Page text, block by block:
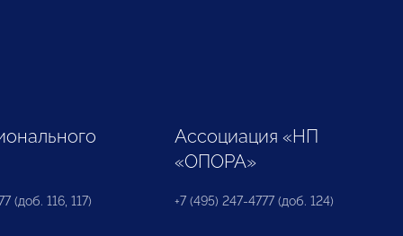
(доб. 116, 117)
Ассоциация «НП
«ОПОРА»
+7 (495) 247-4777 (доб. 124)